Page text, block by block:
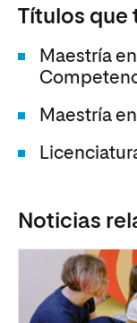
Títulos que
Maestría
Maestría
Noticias